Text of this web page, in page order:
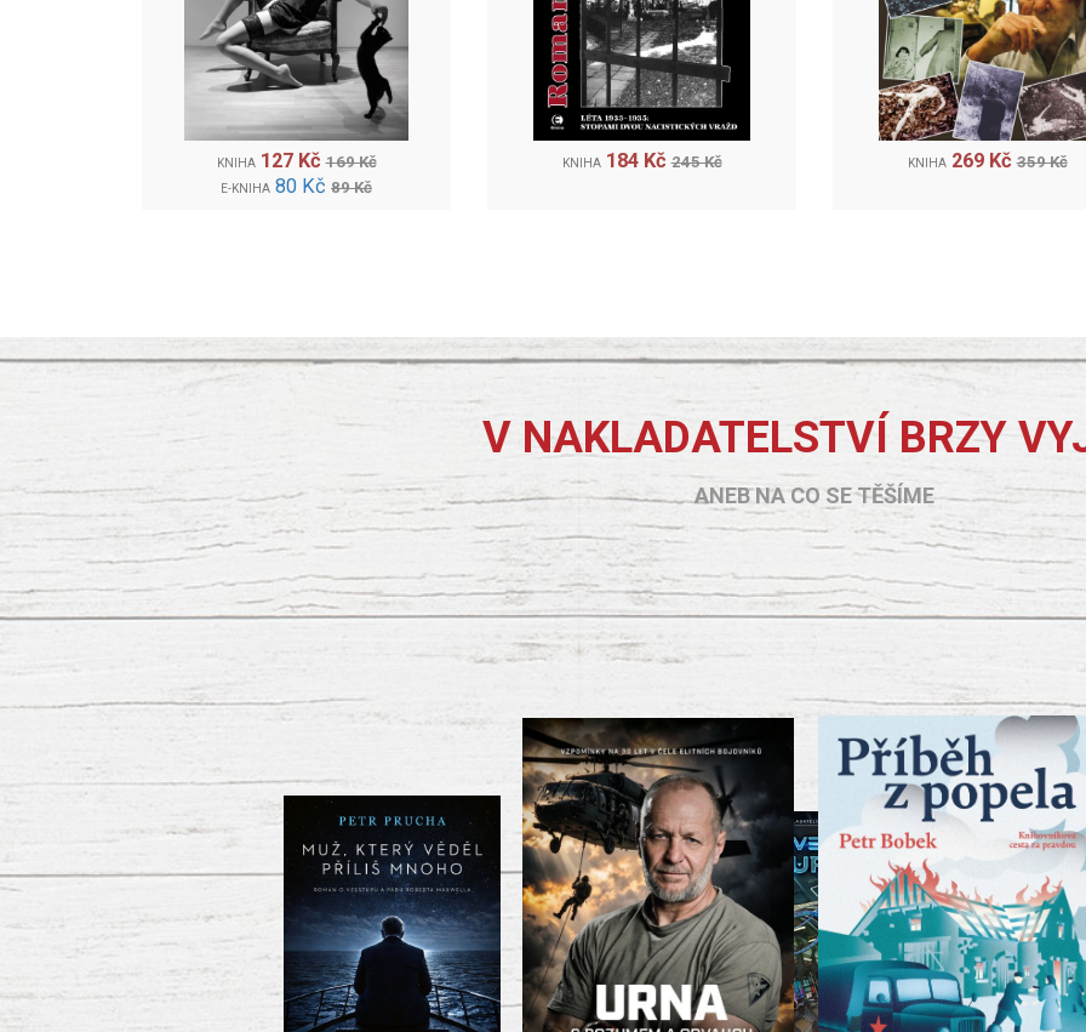
KNIHA 127 Kč 169 Kč
E-KNIHA 80 Kč 89 Kč
KNIHA 184 Kč 245 Kč KNIHA 269 Kč 359 Kč
V NAKLADATELSTVÍ BRZY
ANEB NA CO SE TĚŠÍME